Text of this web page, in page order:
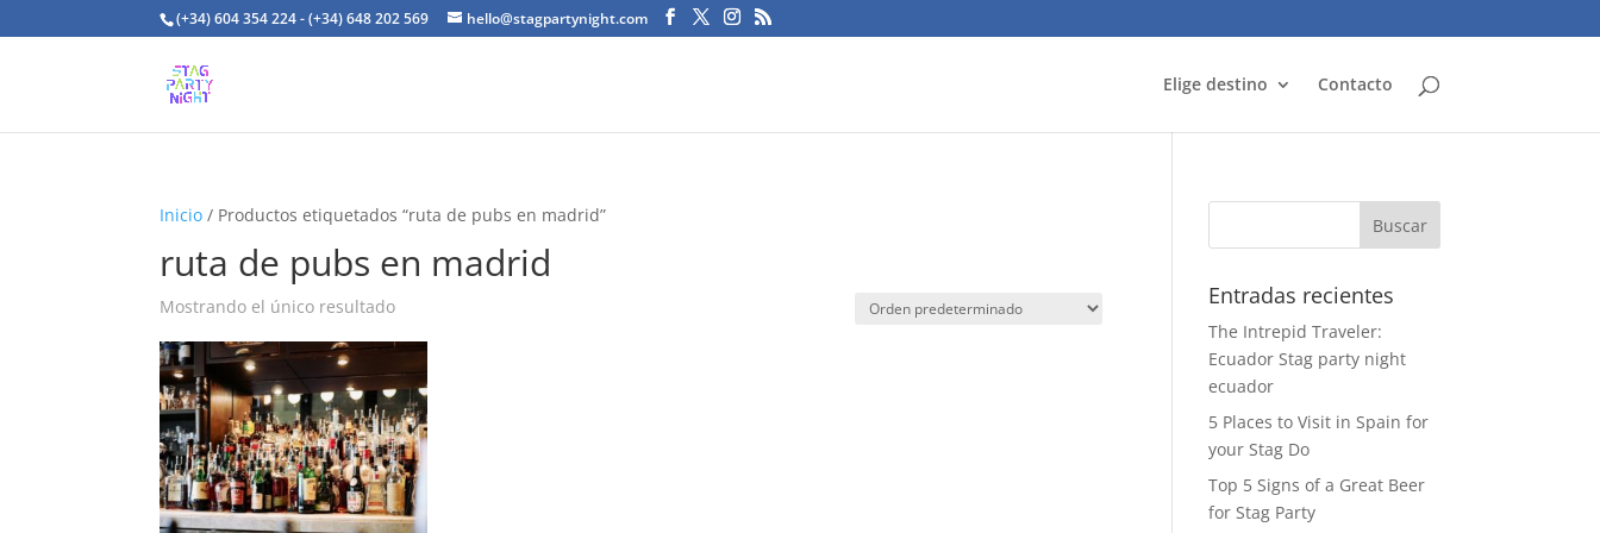
(+34) 604 354 224 - (+34) 648 202 569 hello@stagpartynight.com
Elige destino Contacto
Inicio / Productos etiquetados “ruta de pubs en madrid”
ruta de pubs en madrid
Mostrando el único resultado Entradas recientes
The Intrepid Traveler:
Ecuador Stag party night
ecuador
5 Places to Visit in Spain for
your Stag Do
Top 5 Signs of a Great Beer
for Stag Party